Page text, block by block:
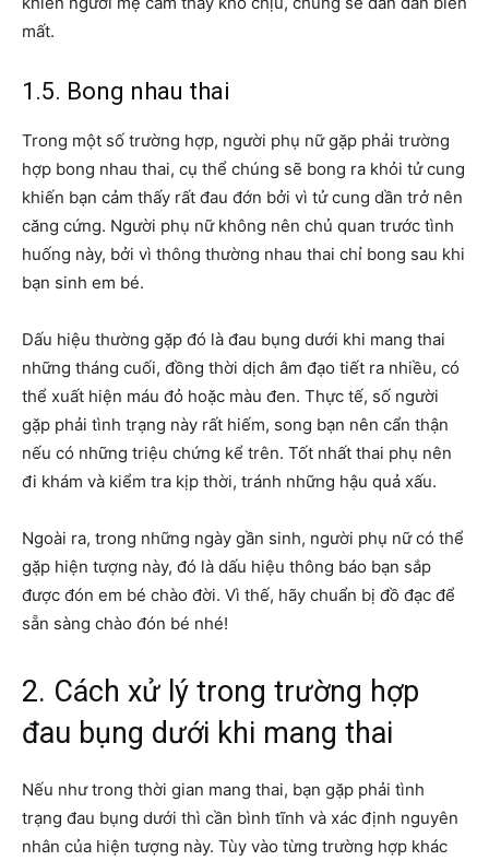
mất.
1.5. Bong nhau thai
Trong một số trường hợp, người phụ nữ gặp phải trường
hợp bong nhau thai, cụ thể chúng sẽ bong ra khỏi tử cung
khiến bạn cảm thấy rất đau đớn bởi vì tử cung dần trở nên
căng cứng. Người phụ nữ không nên chủ quan trước tình
huống này, bởi vì thông thường nhau thai chỉ bong sau khi
bạn sinh em bé.
Dấu hiệu thường gặp đó là đau bụng dưới khi mang thai
những tháng cuối, đồng thời dịch âm đạo tiết ra nhiều, có
thể xuất hiện máu đỏ hoặc màu đen. Thực tế, số người
gặp phải tình trạng này rất hiếm, song bạn nên cẩn thận
nếu có những triệu chứng kể trên. Tốt nhất thai phụ nên
đi khám và kiểm tra kịp thời, tránh những hậu quả xấu.
Ngoài ra, trong những ngày gần sinh, người phụ nữ có thể
gặp hiện tượng này, đó là dấu hiệu thông báo bạn sắp
được đón em bé chào đời. Vì thế, hãy chuẩn bị đồ đạc để
sẵn sàng chào đón bé nhé!
2. Cách xử lý trong trường hợp
đau bụng dưới khi mang thai
Nếu như trong thời gian mang thai, bạn gặp phải tình
trạng đau bụng dưới thì cần bình tĩnh và xác định nguyên
nhân của hiện tượng này. Tùy vào từng trường hợp khác